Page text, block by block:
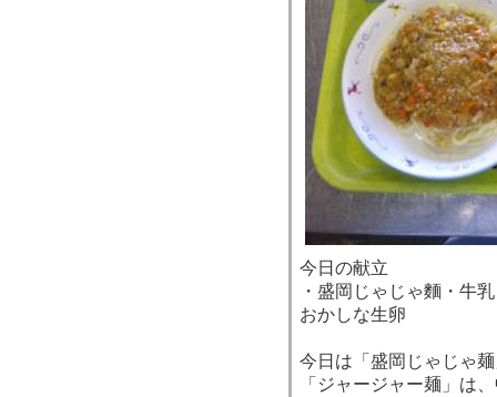
今日の献立
・盛岡じゃじゃ麵・牛
おかしな生卵
今日は「盛岡じゃじゃ
「ジャージャー麺」は